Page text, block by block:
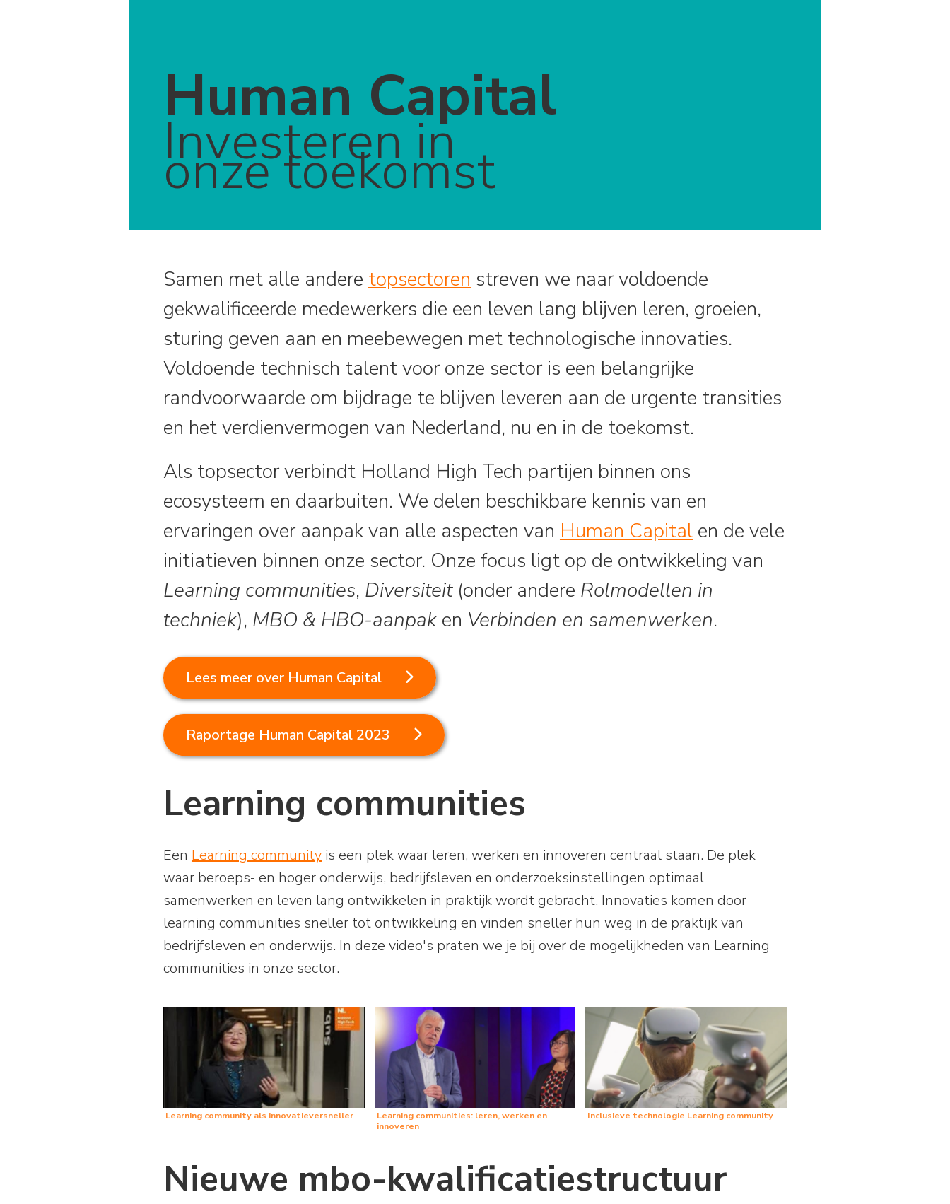
Human Capital
Investeren in
onze toekomst
Samen met alle andere topsectoren streven we naar voldoende
gekwalificeerde medewerkers die een leven lang blijven leren, groeien,
sturing geven aan en meebewegen met technologische innovaties.
Voldoende technisch talent voor onze sector is een belangrijke
randvoorwaarde om bijdrage te blijven leveren aan de urgente transities
en het verdienvermogen van Nederland, nu en in de toekomst.
Als topsector verbindt Holland High Tech partijen binnen ons
ecosysteem en daarbuiten. We delen beschikbare kennis van en
ervaringen over aanpak van alle aspecten van Human Capitalen de vele
initiatieven binnen onze sector. Onze focus ligt op de ontwikkeling van
Learning communities, Diversiteit(onder andere Rolmodellen in
techniek), MBO & HBO-aanpaken Verbinden en samenwerken.
Lees meer over Human Capital
Raportage Human Capital 2023
Learning communities
Een Learning communityis een plek waar leren, werken en innoveren centraal staan. De plek
waar beroeps- en hoger onderwijs, bedrijfsleven en onderzoeksinstellingen optimaal
samenwerken en leven lang ontwikkelen in praktijk wordt gebracht. Innovaties komen door
learning communities sneller tot ontwikkeling en vinden sneller hun weg in de praktijk van
bedrijfsleven en onderwijs. In deze video's praten we je bij over de mogelijkheden van Learning
communities in onze sector.
Learning community als innovatieversneller
Learning communities: leren, werken en
innoveren
Inclusieve technologie Learning community
Nieuwe mbo-kwalificatiestructuur